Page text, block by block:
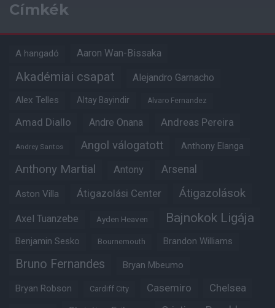
Címkék
A hangadó Aaron Wan-Bissaka
Akadémiai csapat Alejandro Garnacho
Alex Telles Altay Bayindir Alvaro Fernandez
Amad Diallo Andre Onana Andreas Pereira
Andrey Santos Angol válogatott Anthony Elanga
Anthony Martial Antony Arsenal
Aston Villa Átigazolási Center Átigazolások
Axel Tuanzebe Ayden Heaven Bajnokok Ligája
Benjamin Sesko Bournemouth Brandon Williams
Bruno Fernandes Bryan Mbeumo
Bryan Robson Cardiff City Casemiro Chelsea